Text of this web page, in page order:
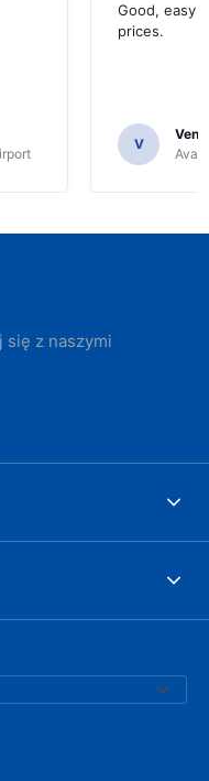
Good, easy
prices.
V
się z naszymi